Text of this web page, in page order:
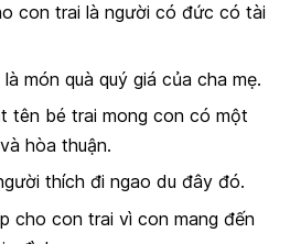
con trai là người có đức có tài
là món quà quý giá của cha mẹ.
tên bé trai mong con có một
hòa thuận.
thích đi ngao du đây đó.
cho con trai vì con mang đến